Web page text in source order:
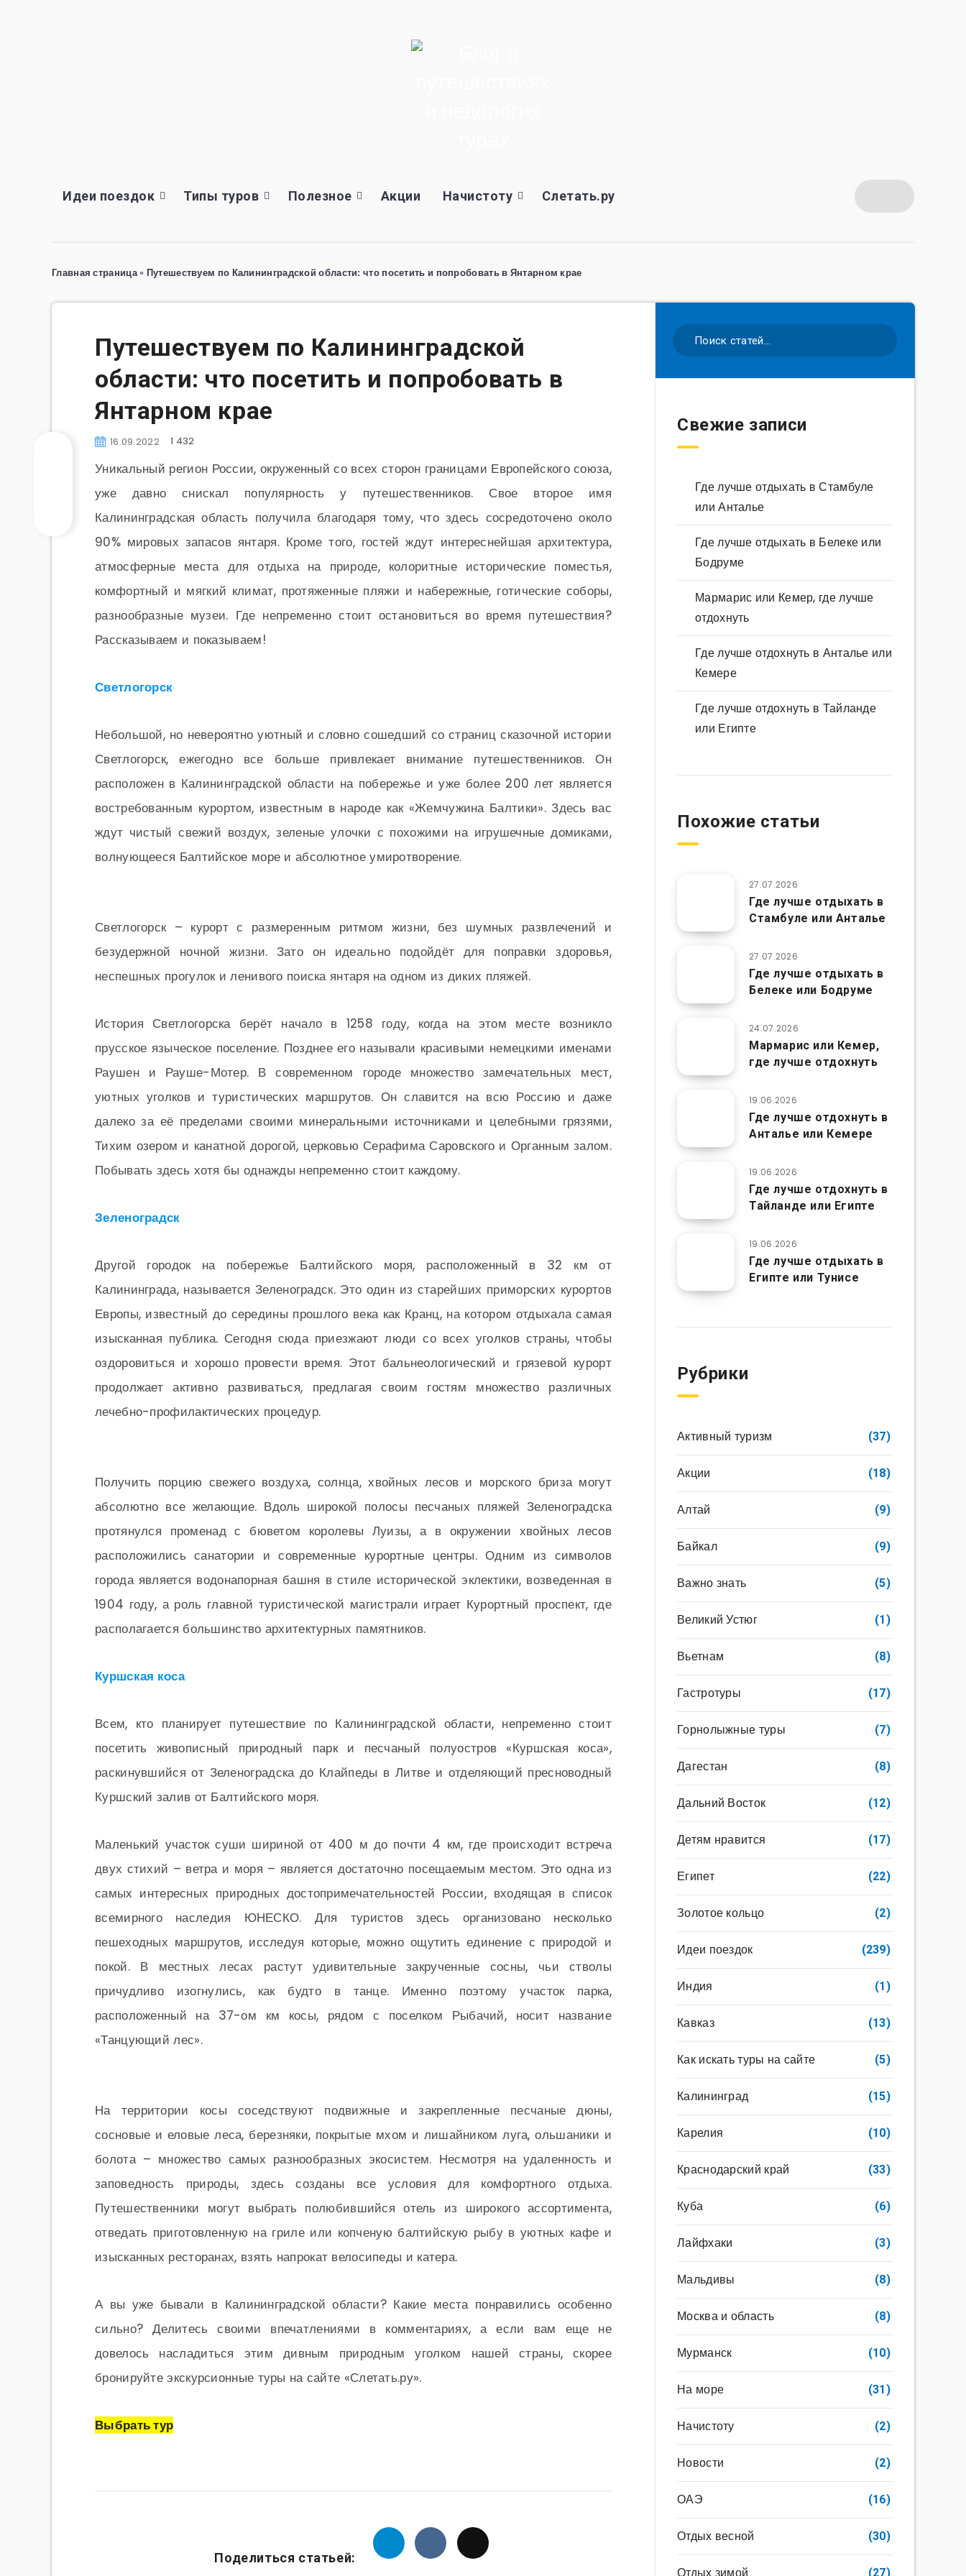
Идеи поездок Типы туров Полезное Акции Начистоту Слетать.ру
Главная страница» Путешествуем по Калининградской области: что посетить и попробовать в Янтарном крае
Путешествуем по Калининградской
области: что посетить и попробовать в
Янтарном крае
16.09.2022 1 432
Уникальный регион России, окруженный со всех сторон границами Европейского союза,
уже давно снискал популярность у путешественников. Свое второе имя
Калининградская область получила благодаря тому, что здесь сосредоточено около
90% мировых запасов янтаря. Кроме того, гостей ждут интереснейшая архитектура,
атмосферные места для отдыха на природе, колоритные исторические поместья,
комфортный и мягкий климат, протяженные пляжи и набережные, готические соборы,
разнообразные музеи. Где непременно стоит остановиться во время путешествия?
Рассказываем и показываем!
Светлогорск
Небольшой, но невероятно уютный и словно сошедший со страниц сказочной истории
Светлогорск, ежегодно все больше привлекает внимание путешественников. Он
расположен в Калининградской области на побережье и уже более 200 лет является
востребованным курортом, известным в народе как «Жемчужина Балтики». Здесь вас
ждут чистый свежий воздух, зеленые улочки с похожими на игрушечные домиками,
волнующееся Балтийское море и абсолютное умиротворение.
Светлогорск – курорт с размеренным ритмом жизни, без шумных развлечений и
безудержной ночной жизни. Зато он идеально подойдёт для поправки здоровья,
неспешных прогулок и ленивого поиска янтаря на одном из диких пляжей.
История Светлогорска берёт начало в 1258 году, когда на этом месте возникло
прусское языческое поселение. Позднее его называли красивыми немецкими именами
Раушен и Рауше-Мотер. В современном городе множество замечательных мест,
уютных уголков и туристических маршрутов. Он славится на всю Россию и даже
далеко за её пределами своими минеральными источниками и целебными грязями,
Тихим озером и канатной дорогой, церковью Серафима Саровского и Органным залом.
Побывать здесь хотя бы однажды непременно стоит каждому.
Зеленоградск
Другой городок на побережье Балтийского моря, расположенный в 32 км от
Калининграда, называется Зеленоградск. Это один из старейших приморских курортов
Европы, известный до середины прошлого века как Кранц, на котором отдыхала самая
изысканная публика. Сегодня сюда приезжают люди со всех уголков страны, чтобы
оздоровиться и хорошо провести время. Этот бальнеологический и грязевой курорт
продолжает активно развиваться, предлагая своим гостям множество различных
лечебно-профилактических процедур.
Получить порцию свежего воздуха, солнца, хвойных лесов и морского бриза могут
абсолютно все желающие. Вдоль широкой полосы песчаных пляжей Зеленоградска
протянулся променад с бюветом королевы Луизы, а в окружении хвойных лесов
расположились санатории и современные курортные центры. Одним из символов
города является водонапорная башня в стиле исторической эклектики, возведенная в
1904 году, а роль главной туристической магистрали играет Курортный проспект, где
располагается большинство архитектурных памятников.
Куршская коса
Всем, кто планирует путешествие по Калининградской области, непременно стоит
посетить живописный природный парк и песчаный полуостров «Куршская коса»,
раскинувшийся от Зеленоградска до Клайпеды в Литве и отделяющий пресноводный
Куршский залив от Балтийского моря.
Маленький участок суши шириной от 400 м до почти 4 км, где происходит встреча
двух стихий – ветра и моря – является достаточно посещаемым местом. Это одна из
самых интересных природных достопримечательностей России, входящая в список
всемирного наследия ЮНЕСКО. Для туристов здесь организовано несколько
пешеходных маршрутов, исследуя которые, можно ощутить единение с природой и
покой. В местных лесах растут удивительные закрученные сосны, чьи стволы
причудливо изогнулись, как будто в танце. Именно поэтому участок парка,
расположенный на 37-ом км косы, рядом с поселком Рыбачий, носит название
«Танцующий лес».
На территории косы соседствуют подвижные и закрепленные песчаные дюны,
сосновые и еловые леса, березняки, покрытые мхом и лишайником луга, ольшаники и
болота – множество самых разнообразных экосистем. Несмотря на удаленность и
заповедность природы, здесь созданы все условия для комфортного отдыха.
Путешественники могут выбрать полюбившийся отель из широкого ассортимента,
отведать приготовленную на гриле или копченую балтийскую рыбу в уютных кафе и
изысканных ресторанах, взять напрокат велосипеды и катера.
А вы уже бывали в Калининградской области? Какие места понравились особенно
сильно? Делитесь своими впечатлениями в комментариях, а если вам еще не
довелось насладиться этим дивным природным уголком нашей страны, скорее
бронируйте экскурсионные туры на сайте «Слетать.ру».
Выбрать тур
Поделиться статьей:
Свежие записи
Где лучше отдыхать в Стамбуле
или Анталье
Где лучше отдыхать в Белеке или
Бодруме
Мармарис или Кемер, где лучше
отдохнуть
Где лучше отдохнуть в Анталье или
Кемере
Где лучше отдохнуть в Тайланде
или Египте
Похожие статьи
27.07.2026
Где лучше отдыхать в
Стамбуле или Анталье
27.07.2026
Где лучше отдыхать в
Белеке или Бодруме
24.07.2026
Мармарис или Кемер,
где лучше отдохнуть
19.06.2026
Где лучше отдохнуть в
Анталье или Кемере
19.06.2026
Где лучше отдохнуть в
Тайланде или Египте
19.06.2026
Где лучше отдыхать в
Египте или Тунисе
Рубрики
Активный туризм (37)
Акции (18)
Алтай (9)
Байкал (9)
Важно знать (5)
Великий Устюг (1)
Вьетнам (8)
Гастротуры (17)
Горнолыжные туры (7)
Дагестан (8)
Дальний Восток (12)
Детям нравится (17)
Египет (22)
Золотое кольцо (2)
Идеи поездок (239)
Индия (1)
Кавказ (13)
Как искать туры на сайте (5)
Калининград (15)
Карелия (10)
Краснодарский край (33)
Куба (6)
Лайфхаки (3)
Мальдивы (8)
Москва и область (8)
Мурманск (10)
На море (31)
Начистоту (2)
Новости (2)
ОАЭ (16)
Отдых весной (30)
(27)